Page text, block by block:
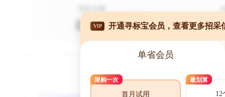
VIP 开通寻标宝会员，查看更多招采
单省会员
限购一次
首月试用
最划算
12